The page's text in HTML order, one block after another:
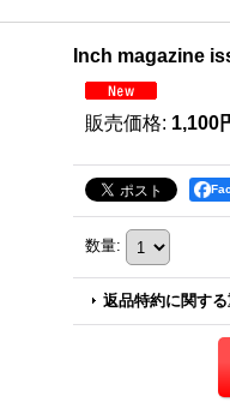
Inch magazine
販売価格: 1,100
数量:
返品特約に関す